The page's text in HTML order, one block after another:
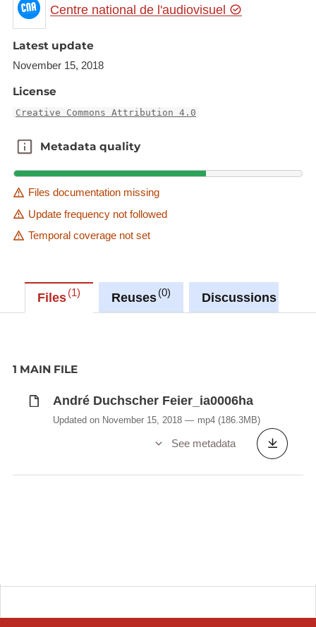
Centre national de l'audiovisuel
Latest update
November 15, 2018
License
Creative Commons Attribution 4.0
Metadata quality
Metadata quality
Files documentation missing
Update frequency not followed
Temporal coverage not set
Files 1 Reuses 0 Discussions
1 MAIN FILE
André Duchscher Feier_ia0006ha
Updated on November 15, 2018 mp4 (186.3MB)
See metadata